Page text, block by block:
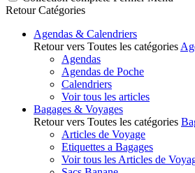
Retour Catégories
Agendas & Calendriers
Retour vers Toutes les catégories
Agendas
Agendas de Poche
Calendriers
Voir tous les articles
Bagages & Voyages
Retour vers Toutes les catégories
Articles de Voyage
Etiquettes a Bagages
Voir tous les Articles de